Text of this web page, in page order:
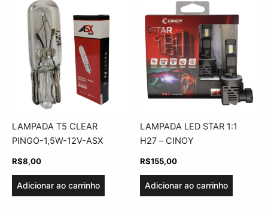
LAMPADA T5 CLEAR
PINGO-1,5W-12V-ASX
R$8,00
Adicionar ao carrinho
LAMPADA LED STAR 1:1
H27 – CINOY
R$155,00
Adicionar ao carrinho